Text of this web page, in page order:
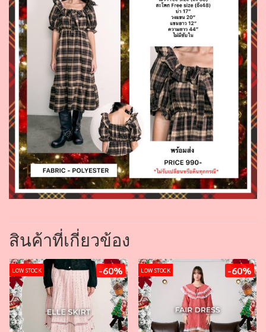
สินค้าที่เกี่ยวข้อง
LOW STOCK -60% LOW STOCK -60%